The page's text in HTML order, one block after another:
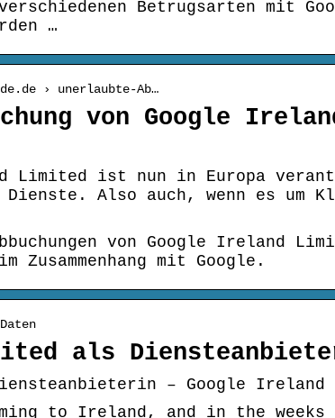
Betrugsarten mit
…
› unerlaubte-Ab…
von Google
Limited ist nun in Europa
Also auch, wenn es um
von Google Ireland
Zusammenhang mit Google.
als
– Google Ireland
to Ireland, and in the weeks